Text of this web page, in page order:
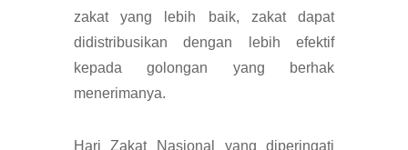
zakat yang lebih baik, zakat dapat
didistribusikan dengan lebih efektif
kepada golongan yang berhak
menerimanya.
Hari Zakat Nasional yang diperingati